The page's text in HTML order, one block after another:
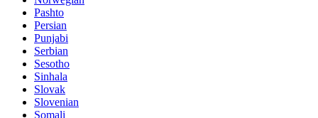
Pashto
Persian
Punjabi
Serbian
Sesotho
Sinhala
Slovak
Slovenian
Somali